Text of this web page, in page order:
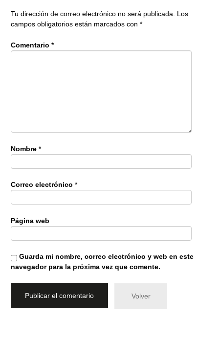
Tu dirección de correo electrónico no será publicada.
Los
campos obligatorios están marcados con *
Comentario *
Nombre *
Correo electrónico *
Página web
Guarda mi nombre, correo electrónico y web en este
navegador para la próxima vez que comente.
Volver